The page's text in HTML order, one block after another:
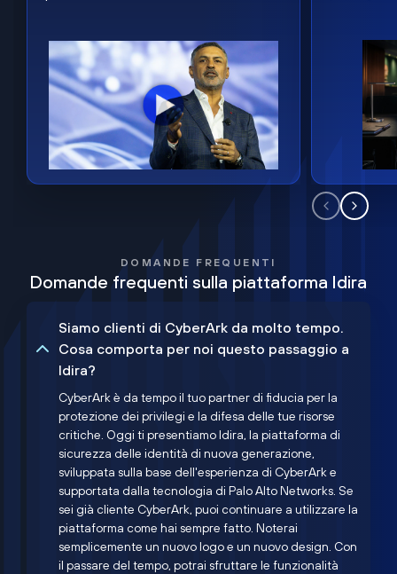
DOMANDE FREQUENTI
Domande frequenti sulla piattaforma Idira
Siamo clienti di CyberArk da molto tempo.
Cosa comporta per noi questo passaggio a
Idira?
CyberArk è da tempo il tuo partner di fiducia per la
protezione dei privilegi e la difesa delle tue risorse
critiche. Oggi ti presentiamo Idira, la piattaforma di
sicurezza delle identità di nuova generazione,
sviluppata sulla base dell'esperienza di CyberArk e
supportata dalla tecnologia di Palo Alto Networks. Se
sei già cliente CyberArk, puoi continuare a utilizzare la
piattaforma come hai sempre fatto. Noterai
semplicemente un nuovo logo e un nuovo design. Con
il passare del tempo, potrai sfruttare le funzionalità